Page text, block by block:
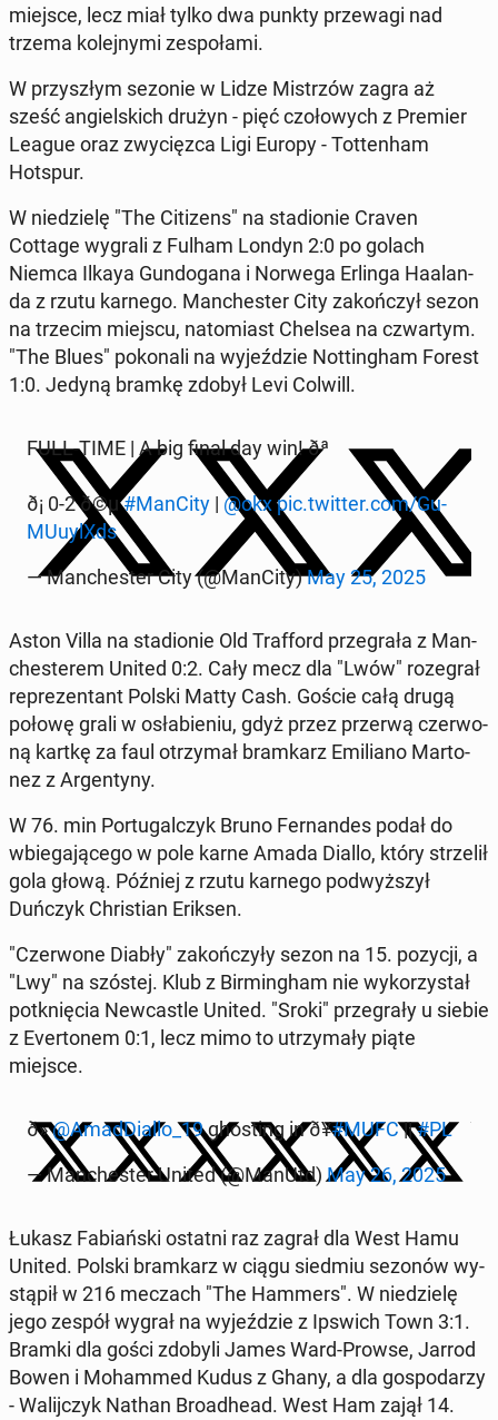
miejsce, lecz miał tylko dwa punkty prze­wa­gi nad
trzema ko­lej­ny­mi ze­spo­ła­mi.
W przy­szłym sezonie w Lidze Mi­strzów zagra aż
sześć an­giel­skich drużyn - pięć czo­ło­wych z Premier
League oraz zwy­cięz­ca Ligi Europy - Tot­ten­ham
Hotspur.
W nie­dzie­lę "The Ci­ti­zens" na sta­dio­nie Craven
Cottage wygrali z Fulham Londyn 2:0 po golach
Niemca Ilkaya Gun­do­ga­na i Norwega Erlinga Ha­alan­
da z rzutu karnego. Man­che­ster City za­koń­czył sezon
na trzecim miejscu, na­to­miast Chelsea na czwar­tym.
"The Blues" po­ko­na­li na wy­jeź­dzie Not­tin­gham Forest
1:0. Jedyną bramkę zdobył Levi Colwill.
FULL-TIME | A big final day win! ðª
ð¡ 0-2 ð©µ#ManCity | @okxpic.twitter.com/Gu­
MU­uy­lXds
— Man­che­ster City (@ManCity)May 25, 2025
Aston Villa na sta­dio­nie Old Traf­ford prze­gra­ła z Man­
che­ste­rem United 0:2. Cały mecz dla "Lwów" ro­ze­grał
re­pre­zen­tant Polski Matty Cash. Goście całą drugą
połowę grali w osła­bie­niu, gdyż przez przerwą czer­wo­
ną kartkę za faul otrzy­mał bram­karz Emi­lia­no Mar­to­
nez z Ar­gen­ty­ny.
W 76. min Por­tu­gal­czyk Bruno Fer­nan­des podał do
wbie­ga­ją­ce­go w pole karne Amada Diallo, który strze­lił
gola głową. Później z rzutu karnego pod­wyż­szył
Duńczyk Chri­stian Eriksen.
"Czer­wo­ne Diabły" za­koń­czy­ły sezon na 15. pozycji, a
"Lwy" na szóstej. Klub z Bir­ming­ham nie wy­ko­rzy­stał
po­tknię­cia New­ca­stle United. "Sroki" prze­gra­ły u siebie
z Ever­to­nem 0:1, lecz mimo to utrzy­ma­ły piąte
miejsce.
ð»@Amad­Dial­lo_19gho­sting in ð¥#MUFC||#PL
— Man­che­ster United (@ManUtd)May 26, 2025
Łukasz Fa­biań­ski ostatni raz zagrał dla West Hamu
United. Polski bram­karz w ciągu siedmiu sezonów wy­
stą­pił w 216 meczach "The Hammers". W nie­dzie­lę
jego zespół wygrał na wy­jeź­dzie z Ipswich Town 3:1.
Bramki dla gości zdobyli James Ward-Prowse, Jarrod
Bowen i Mo­ham­med Kudus z Ghany, a dla go­spo­da­rzy
- Wa­lij­czyk Nathan Bro­adhe­ad. West Ham zajął 14.